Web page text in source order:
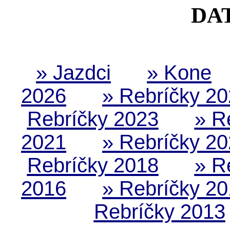
» Jazdci
» Kone
2026
» Rebríčky
Rebríčky 2023
»
2021
» Rebríčky
Rebríčky 2018
»
2016
» Rebríčky
Rebríčky 2013